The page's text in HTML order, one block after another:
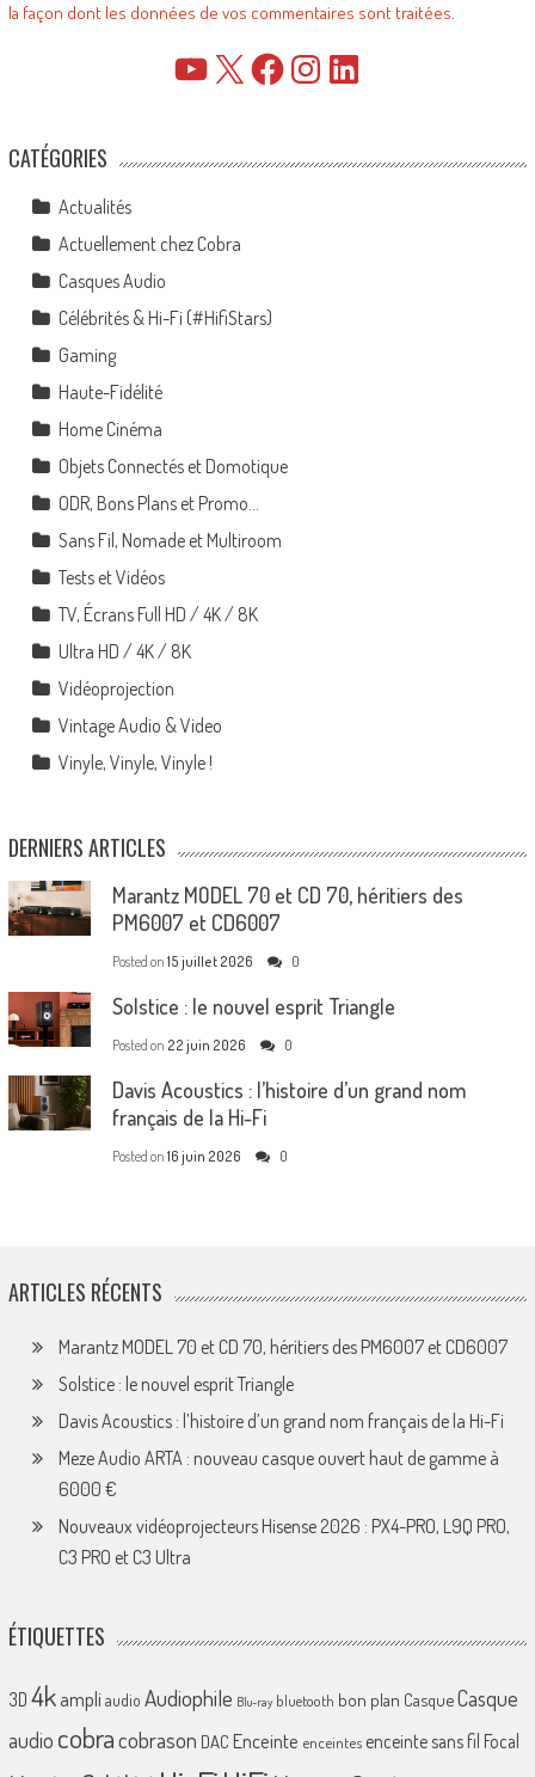
la façon dont les données de vos commentaires sont traitées.
YouTube FacebookInstagramLinkedIn
CATÉGORIES
Actualités
Actuellement chez Cobra
Casques Audio
Célébrités & Hi-Fi (#HifiStars)
Gaming
Haute-Fidélité
Home Cinéma
Objets Connectés et Domotique
ODR, Bons Plans et Promo…
Sans Fil, Nomade et Multiroom
Tests et Vidéos
TV, Écrans Full HD / 4K / 8K
Ultra HD / 4K / 8K
Vidéoprojection
Vintage Audio & Video
Vinyle, Vinyle, Vinyle !
DERNIERS ARTICLES
Marantz MODEL 70 et CD 70, héritiers des
PM6007 et CD6007
Posted on 15 juillet 2026 0
Solstice : le nouvel esprit Triangle
Posted on 22 juin 2026 0
Davis Acoustics : l’histoire d’un grand nom
français de la Hi-Fi
Posted on 16 juin 2026 0
ARTICLES RÉCENTS
Marantz MODEL 70 et CD 70, héritiers des PM6007 et CD6007
Solstice : le nouvel esprit Triangle
Davis Acoustics : l’histoire d’un grand nom français de la Hi-Fi
Meze Audio ARTA : nouveau casque ouvert haut de gamme à
6000 €
Nouveaux vidéoprojecteurs Hisense 2026 : PX4-PRO, L9Q PRO,
C3 PRO et C3 Ultra
ÉTIQUETTES
3D 4k ampliaudio Audiophile Blu-ray bluetooth bon plan CasqueCasque
audio cobracobrason DAC Enceinte enceintes enceinte sans fil Focal